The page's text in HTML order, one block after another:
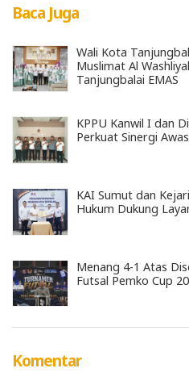
Baca Juga
Wali Kota
Muslimat Al
Tanjungbalai EMAS
KPPU Kanwil I dan
Perkuat Sinergi
KAI Sumut dan
Hukum Dukung
Menang 4-1 Atas
Futsal Pemko Cup
Komentar